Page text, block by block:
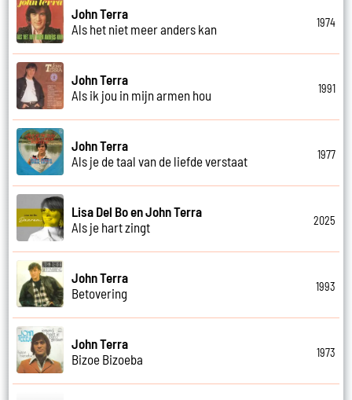
John Terra
Als het niet meer anders kan
1974
John Terra
Als ik jou in mijn armen hou
1991
John Terra
Als je de taal van de liefde verstaat
1977
Lisa Del Bo en John Terra
Als je hart zingt
2025
John Terra
Betovering
1993
John Terra
Bizoe Bizoeba
1973